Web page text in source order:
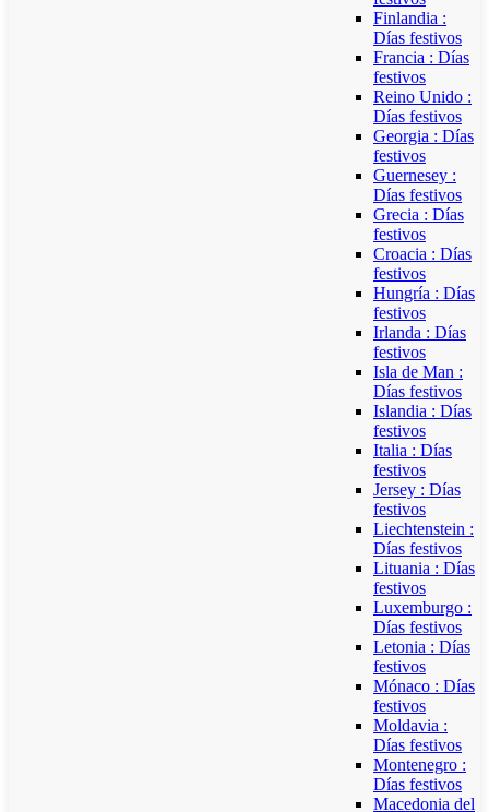
Finlandia :
Días festivos
Francia : Días
festivos
Reino Unido :
Días festivos
Georgia : Días
festivos
Guernesey :
Días festivos
Grecia : Días
festivos
Croacia : Días
festivos
Hungría : Días
festivos
Irlanda : Días
festivos
Isla de Man :
Días festivos
Islandia : Días
festivos
Italia : Días
festivos
Jersey : Días
festivos
Liechtenstein :
Días festivos
Lituania : Días
festivos
Luxemburgo :
Días festivos
Letonia : Días
festivos
Mónaco : Días
festivos
Moldavia :
Días festivos
Montenegro :
Días festivos
Macedonia del